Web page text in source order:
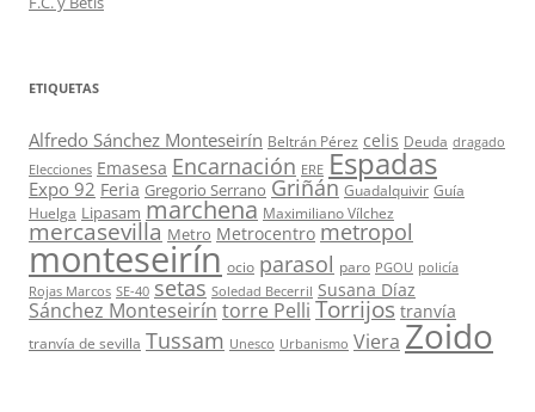
ETIQUETAS
Alfredo Sánchez Monteseirín Beltrán Pérez celis Deuda dragado
Elecciones Emasesa Encarnación ERE Espadas
Expo 92 Feria Gregorio Serrano Griñán Guadalquivir Guía
Huelga Lipasam marchena Maximiliano Vílchez
mercasevilla Metro Metrocentro metropol
monteseirín ocio parasol paro PGOU policía
Rojas Marcos SE-40 setas Soledad Becerril Susana Díaz
Sánchez Monteseirín torre Pelli Torrijos tranvía
tranvía de sevilla Tussam Unesco Urbanismo Viera Zoido